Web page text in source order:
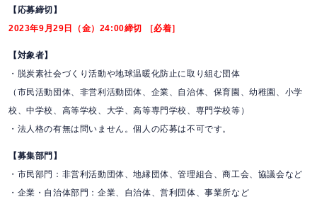
【応募締切】
2023年9月29日（金）24:00締切 ［必着］
【対象者】
・脱炭素社会づくり活動や地球温暖化防止に取り組む団体
（市民活動団体、非営利活動団体、企業、自治体、保育園、幼稚園、小学
校、中学校、高等学校、大学、高等専門学校、専門学校等）
・法人格の有無は問いません。個人の応募は不可です。
【募集部門】
・市民部門：非営利活動団体、地縁団体、管理組合、商工会、協議会など
・企業・自治体部門：企業、自治体、営利団体、事業所など